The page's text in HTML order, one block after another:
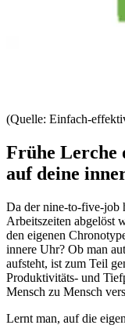
(Quelle: Einfach-
Frühe Lerche
auf deine
Da der nine-to-five-job
Arbeitszeiten abgelöst
den eigenen
innere Uhr? Ob man
aufsteht, ist zum Teil
Produktivitäts- und
Mensch zu Mensch
Lernt man, auf die